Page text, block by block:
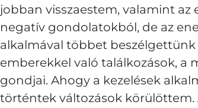
jobban visszaestem, valamint
negatív gondolatokból, de az
alkalmával többet
emberekkel való találkozások, a
gondjai. Ahogy a kezelések
történtek változások